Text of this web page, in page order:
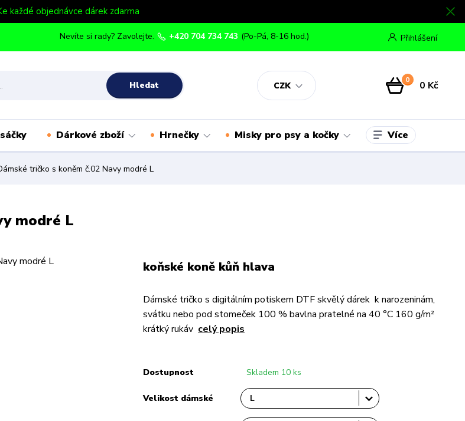
každé objednávce dárek zdarma
CZK
Přihlášení
Hledat
Nevíte si rady? Zavolejte. +420 704 734 743 (Po-Pá, 8-16 hod.)
0 0 Kč
Dárkové zboží Hrnečky Misky pro psy a kočky Více
tričko s koněm č.02 Navy modré L
modré L
koňské koně kůň hlava
Dámské tričko s digitálním potiskem DTF skvělý dárek k narozeninám,
svátku nebo pod stomeček 100 % bavlna pratelné na 40 °C 160 g/m²
krátký rukáv celý popis
Dostupnost Skladem 10 ks
Velikost dámské